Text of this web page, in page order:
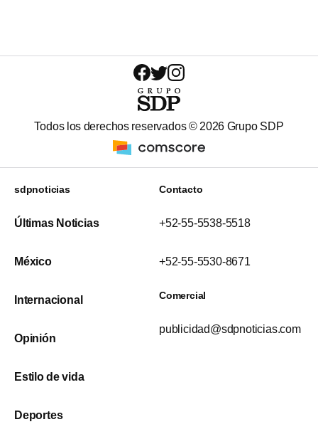
Todos los derechos reservados © 2026 Grupo SDP
sdpnoticias
Últimas Noticias
México
Internacional
Opinión
Estilo de vida
Deportes
Contacto
+52-55-5538-5518
+52-55-5530-8671
Comercial
publicidad@sdpnoticias.com